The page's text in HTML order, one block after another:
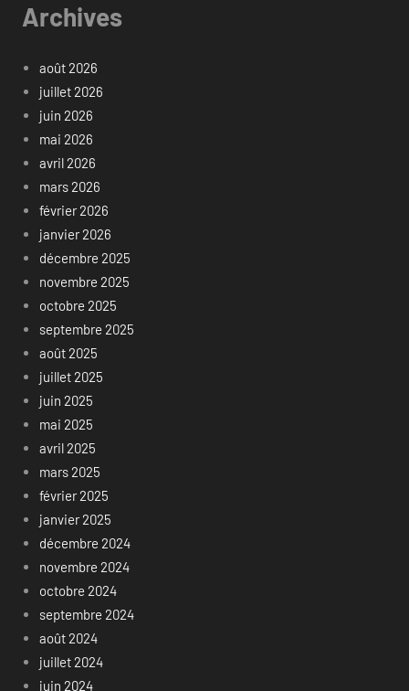
Archives
août 2026
juillet 2026
juin 2026
mai 2026
avril 2026
mars 2026
février 2026
janvier 2026
décembre 2025
novembre 2025
octobre 2025
septembre 2025
août 2025
juillet 2025
juin 2025
mai 2025
avril 2025
mars 2025
février 2025
janvier 2025
décembre 2024
novembre 2024
octobre 2024
septembre 2024
août 2024
juillet 2024
juin 2024